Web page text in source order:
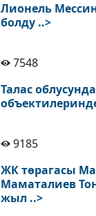
Лионель
болду ..>
7548
Талас
9185
ЖК төрагасы
Маматалиев
жыл ..>